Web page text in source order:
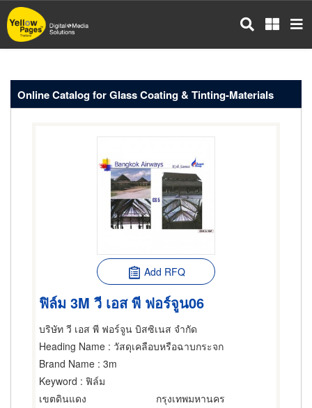
Skip
to
main
Online Catalog for Glass Coating & Tinting-Materials
Add RFQ
ฟิล์ม 3M วี เอส พี ฟอร์จูน06
บริษัท วี เอส พี ฟอร์จูน บิสซิเนส จำกัด
Heading Name : วัสดุเคลือบหรือฉาบกระจก
Brand Name : 3m
Keyword : ฟิล์ม
เขตดินแดง
กรุงเทพมหานคร